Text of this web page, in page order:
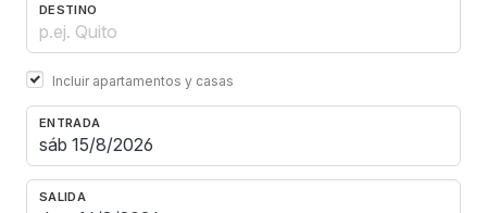
DESTINO
Incluir apartamentos y casas
ENTRADA
SALIDA